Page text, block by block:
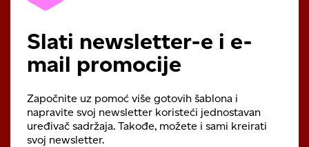
Slati newsletter-e i e-
mail promocije
Započnite uz pomoć više gotovih šablona i
napravite svoj newsletter koristeći jednostavan
uređivač sadržaja. Takođe, možete i sami kreirati
svoj newsletter.